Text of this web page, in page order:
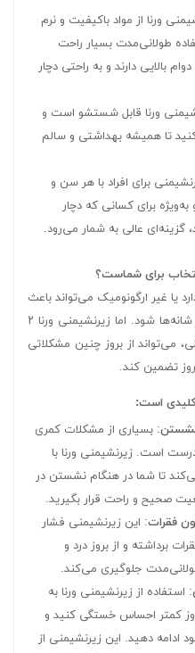
ورنا از مواد باکیفیت و نرم
طولانی‌مدت بسیار راحت
بالایی دارند و به راحتی دچار
ورنا قابل شستشو است و
تا همیشه بهداشتی و سالم
برای افراد با هر سن و
برای کسانی که دچار
عالی به شمار می‌رود.
یا غیر ارگونومیک می‌تواند باعث
بروز مشکلاتی مانند درد کمر، گردن و شانه‌ها شود. اما زیرنشیمنی ورنا ۲
می‌تواند از بروز چنین مشکلاتی
تضمین کند.
است:
: بسیاری از مشکلات کمری
است. زیرنشیمنی ورنا با
تا شما در هنگام نشستن در
صحیح و راحت قرار بگیرید.
فقرات: این زیرنشیمنی فشار
برداشته و از بروز درد و
جلوگیری می‌کند.
: استفاده از زیرنشیمنی ورنا به
کمتر احساس خستگی کنید و
ادامه دهید. این زیرنشیمنی از